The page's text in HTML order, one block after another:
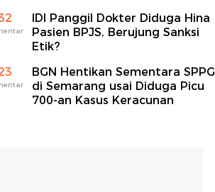
IDI Panggil Dokter Diduga Hina
Pasien BPJS, Berujung Sanksi
Etik?
BGN Hentikan Sementara SPPG
di Semarang usai Diduga Picu
700-an Kasus Keracunan